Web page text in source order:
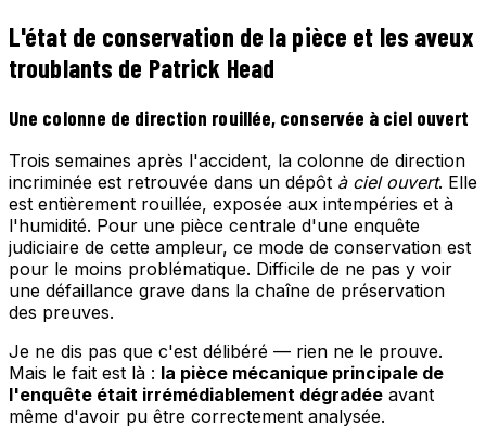
L'état de conservation de la pièce et les aveux
troublants de Patrick Head
Une colonne de direction rouillée, conservée à ciel ouvert
Trois semaines après l'accident, la colonne de direction
incriminée est retrouvée dans un dépôt à ciel ouvert. Elle
est entièrement rouillée, exposée aux intempéries et à
l'humidité. Pour une pièce centrale d'une enquête
judiciaire de cette ampleur, ce mode de conservation est
pour le moins problématique. Difficile de ne pas y voir
une défaillance grave dans la chaîne de préservation
des preuves.
Je ne dis pas que c'est délibéré — rien ne le prouve.
Mais le fait est là : la pièce mécanique principale de
l'enquête était irrémédiablement dégradée avant
même d'avoir pu être correctement analysée.